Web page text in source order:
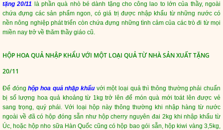
tặng 20/11 là phần quà nhò bé dành tặng cho công lao to lớn của thầy, ngoài
chứa đựng các sản phẩm ngon, có giá trị được nhập khẩu từ những nước có
nền nông nghiệp phát triển còn chứa đựng những tình cảm của các trò đi từ mọi
miền nay trở về thăm thầy giáo cũ.
HỘP HOA QUẢ NHẬP KHẨU VỚI MỘT LOẠI QUẢ TỪ NHÀ SẢN XUẤT TẶNG
20/11
Để đónghộp hoa quả nhập khẩu với một loại quả thì thông thường phải chuẩn
bị số lượng hoa quả khoảng từ 1kg trở lên để món quà mới toát lên được vẻ
sang trọng, quý phái. Với loại hộp này thông thường khi nhập hàng từ nước
ngoài về đã có hộp đóng sẵn như hộp cherry nguyên đai 2kg khi nhập khẩu từ
Úc, hoặc hộp nho sữa Hàn Quốc cũng có hộp bao gói sẵn, hộp kiwi vàng 3,5kg,